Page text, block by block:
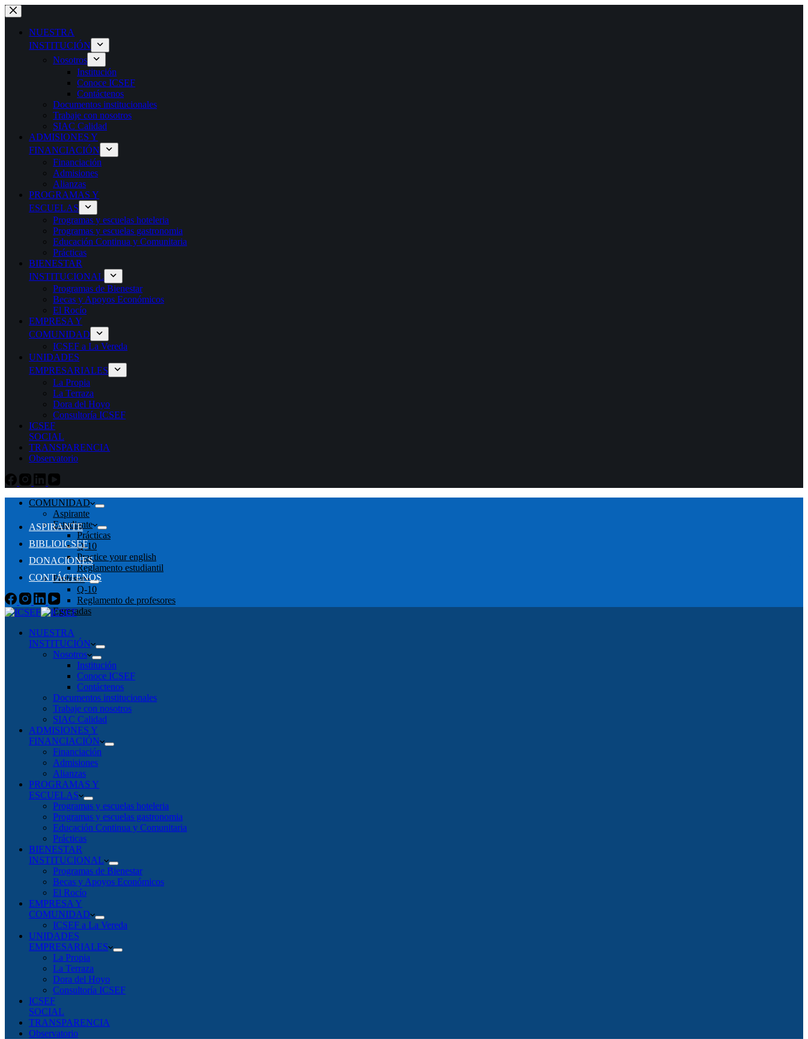
NUESTRA
INSTITUCIÓN
Nosotros
Institución
Conoce ICSEF
Contáctenos
Documentos institucionales
Trabaje con nosotros
SIAC Calidad
ADMISIONES Y
FINANCIACIÓN
Financiación
Admisiones
Alianzas
PROGRAMAS Y
ESCUELAS
Programas y escuelas hoteleria
Programas y escuelas gastronomia
Educación Continua y Comunitaria
Prácticas
BIENESTAR
INSTITUCIONAL
Programas de Bienestar
Becas y Apoyos Económicos
El Rocío
EMPRESA Y
COMUNIDAD
ICSEF a La Vereda
UNIDADES
EMPRESARIALES
La Propia
La Terraza
Dora del Hoyo
Consultoría ICSEF
ICSEF
SOCIAL
TRANSPARENCIA
Observatorio
COMUNIDAD
Aspirante
Estudiante
Prácticas
Q-10
Practice your english
Reglamento estudiantil
Profesor
Q-10
Reglamento de profesores
Egresadas
ASPIRANTE
BIBLIOICSEF
DONACIONES
CONTÁCTENOS
NUESTRA
INSTITUCIÓN
Nosotros
Institución
Conoce ICSEF
Contáctenos
Documentos institucionales
Trabaje con nosotros
SIAC Calidad
ADMISIONES Y
FINANCIACIÓN
Financiación
Admisiones
Alianzas
PROGRAMAS Y
ESCUELAS
Programas y escuelas hoteleria
Programas y escuelas gastronomia
Educación Continua y Comunitaria
Prácticas
BIENESTAR
INSTITUCIONAL
Programas de Bienestar
Becas y Apoyos Económicos
El Rocío
EMPRESA Y
COMUNIDAD
ICSEF a La Vereda
UNIDADES
EMPRESARIALES
La Propia
La Terraza
Dora del Hoyo
Consultoría ICSEF
ICSEF
SOCIAL
TRANSPARENCIA
Observatorio